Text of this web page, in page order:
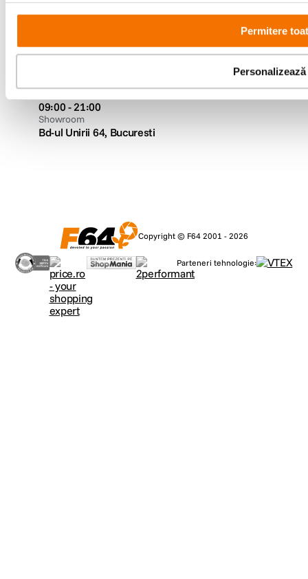
Permitere
Personalizează
Metode de plata
09:00 - 21:00
Showroom
Bd-ul Unirii 64, Bucuresti
Copyright © F64 2001 - 2026
Parteneri tehnologie: